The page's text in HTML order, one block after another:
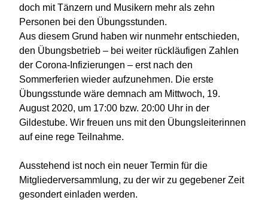
doch mit Tänzern und Musikern mehr als zehn
Personen bei den Übungsstunden.
Aus diesem Grund haben wir nunmehr entschieden,
den Übungsbetrieb – bei weiter rückläufigen Zahlen
der Corona-Infizierungen – erst nach den
Sommerferien wieder aufzunehmen. Die erste
Übungsstunde wäre demnach am Mittwoch, 19.
August 2020, um 17:00 bzw. 20:00 Uhr in der
Gildestube. Wir freuen uns mit den Übungsleiterinnen
auf eine rege Teilnahme.
Ausstehend ist noch ein neuer Termin für die
Mitgliederversammlung, zu der wir zu gegebener Zeit
gesondert einladen werden.